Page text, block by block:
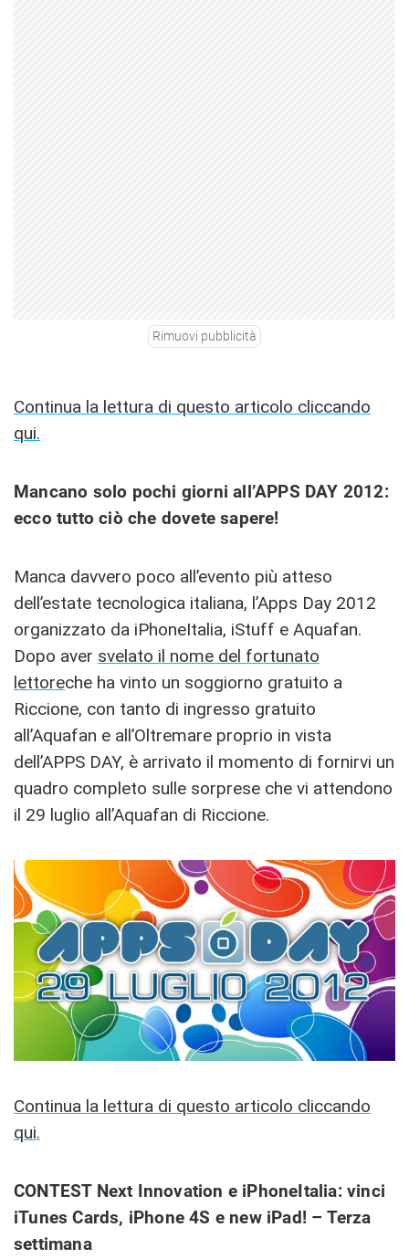
Rimuovi pubblicità
Continua la lettura di questo articolo cliccando
qui.
Mancano solo pochi giorni all’APPS DAY 2012:
ecco tutto ciò che dovete sapere!
Manca davvero poco all’evento più atteso
dell’estate tecnologica italiana, l’Apps Day 2012
organizzato da iPhoneItalia, iStuff e Aquafan.
Dopo aver svelato il nome del fortunato
lettoreche ha vinto un soggiorno gratuito a
Riccione, con tanto di ingresso gratuito
all’Aquafan e all’Oltremare proprio in vista
dell’APPS DAY, è arrivato il momento di fornirvi un
quadro completo sulle sorprese che vi attendono
il 29 luglio all’Aquafan di Riccione.
Continua la lettura di questo articolo cliccando
qui.
CONTEST Next Innovation e iPhoneItalia: vinci
iTunes Cards, iPhone 4S e new iPad! – Terza
settimana